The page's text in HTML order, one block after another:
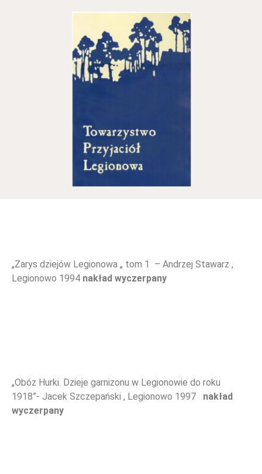
„Zarys dziejów Legionowa „ tom 1 – Andrzej Stawarz ,
Legionowo 1994 nakład wyczerpany
„Obóz Hurki. Dzieje garnizonu w Legionowie do roku
1918”- Jacek Szczepański , Legionowo 1997 nakład
wyczerpany